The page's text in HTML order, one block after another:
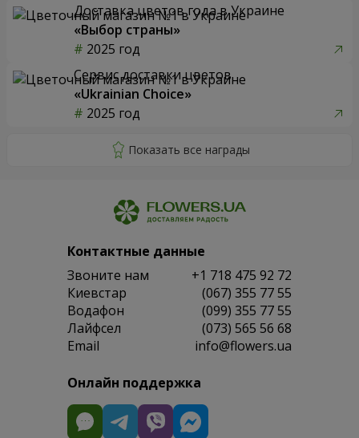
Доставка цветов года в Украине
«Выбор страны»
2025 год
Сервис доставки цветов
«Ukrainian Choice»
2025 год
Контактные данные
Звоните нам
+1 718 475 92 72
Киевстар
(067) 355 77 55
Водафон
(099) 355 77 55
Лайфсел
(073) 565 56 68
Email
info@flowers.ua
Онлайн поддержка